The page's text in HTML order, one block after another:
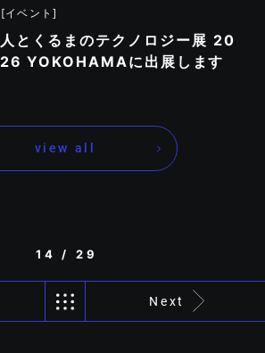
イベント
人とくるまのテクノロジー展 20
26 YOKOHAMAに出展します
view all
14 / 29
Next